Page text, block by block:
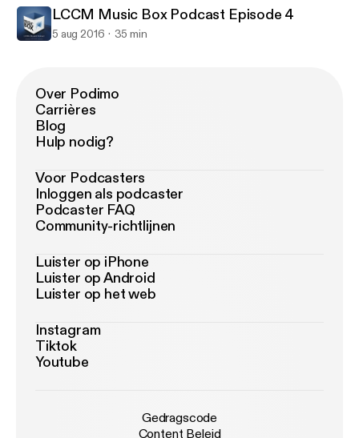
LCCM Music Box Podcast Episode 4
5 aug 2016 35 min
Over Podimo
Carrières
Blog
Hulp nodig?
Voor Podcasters
Inloggen als podcaster
Podcaster FAQ
Community-richtlijnen
Luister op iPhone
Luister op Android
Luister op het web
Instagram
Tiktok
Youtube
Gedragscode
Content Beleid